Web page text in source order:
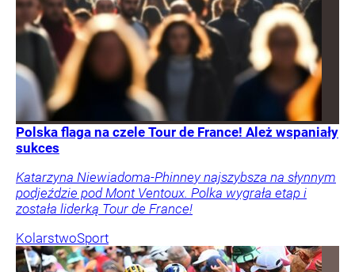
Polska flaga na czele Tour de France! Ależ wspaniały
sukces
Katarzyna Niewiadoma-Phinney najszybsza na słynnym
podjeździe pod Mont Ventoux. Polka wygrała etap i
została liderką Tour de France!
KolarstwoSport